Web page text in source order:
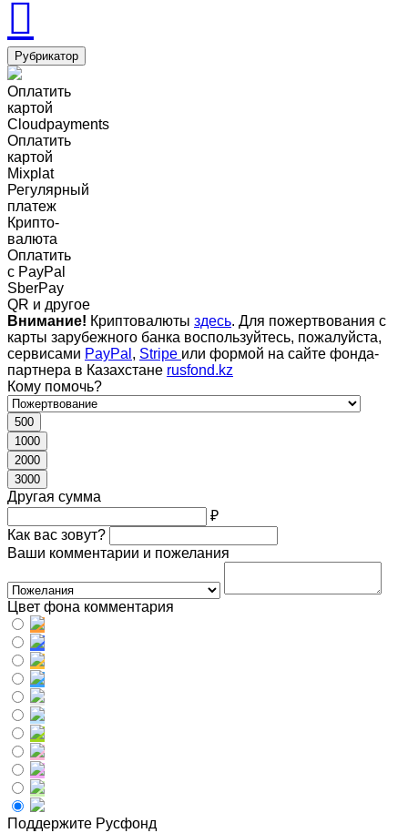
Рубрикатор
Оплатить
картой
Cloudpayments
Оплатить
картой
Mixplat
Регулярный
платеж
Крипто-
валюта
Оплатить
c PayPal
SberPay
QR и другое
Внимание! Криптовалюты здесь. Для пожертвования с
карты зарубежного банка воспользуйтесь, пожалуйста,
сервисами PayPal , Stripe или формой на сайте фонда-
партнера в Казахстане rusfond.kz
Кому помочь?
500
1000
2000
3000
Другая сумма
₽
Как вас зовут?
Ваши комментарии и пожелания
Цвет фона комментария
Поддержите Русфонд